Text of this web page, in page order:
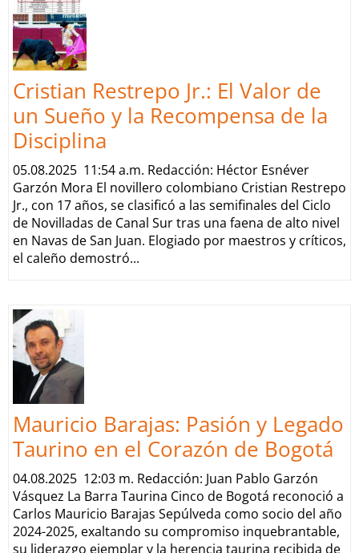
Cristian Restrepo Jr.: El Valor de
un Sueño y la Recompensa de la
Disciplina
05.08.2025 11:54 a.m. Redacción: Héctor Esnéver
Garzón Mora El novillero colombiano Cristian Restrepo
Jr., con 17 años, se clasificó a las semifinales del Ciclo
de Novilladas de Canal Sur tras una faena de alto nivel
en Navas de San Juan. Elogiado por maestros y críticos,
el caleño demostró...
Mauricio Barajas: Pasión y Legado
Taurino en el Corazón de Bogotá
04.08.2025 12:03 m. Redacción: Juan Pablo Garzón
Vásquez La Barra Taurina Cinco de Bogotá reconoció a
Carlos Mauricio Barajas Sepúlveda como socio del año
2024-2025, exaltando su compromiso inquebrantable,
su liderazgo ejemplar y la herencia taurina recibida de